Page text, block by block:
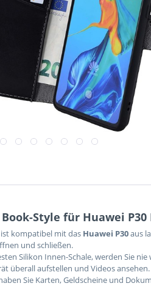
Style für Huawei P30
kompatibel mit das Huawei P30aus
und schließen.
Silikon Innen-Schale, werden Sie
überall aufstellen und Videos ansehen.
Sie Karten, Geldscheine und